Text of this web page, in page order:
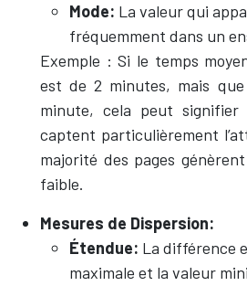
Mode: La valeur qui
fréquemment dans un
Exemple : Si le temps
est de 2 minutes, mais
minute, cela peut signifier
captent particulièrement
majorité des pages
faible.
Mesures de Dispersion:
Étendue: La différence
maximale et la valeur